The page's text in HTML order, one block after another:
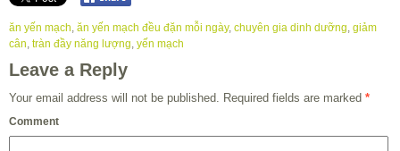
ăn yến mạch, ăn yến mạch đều đặn mỗi ngày, chuyên gia dinh dưỡng, giảm
cân, tràn đầy năng lượng, yến mạch
Leave a Reply
Your email address will not be published. Required fields are marked *
Comment